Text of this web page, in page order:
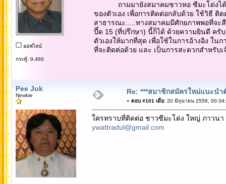
ออฟไลน์
กระทู้: 9,460
ถามมายังสมาคมชาวหอ ซีมะโด่งได้ โ
ของตัวเอง เพื่อการติดต่อกลับด้วย ใช้วิธี
สาธารณะ.....ทางสมาคมมีศักยภาพพอที่จะ
ปี๊ด 15 (ที่ปรึกษา) นี้ก็ได้ ด้วยความยินดี ครั
ตัวเองให้มากที่สุด เพื่อใช้ในการอ้างอิง ใน
ที่จะติดต่อด้วย และ เป็นการสะดวกสำหรั
Pee Juk
Newbie Re: ***สมาชิกสมัครใหม่แนะนำ
« ตอบ #101 เมื่อ:20 มิถุนายน 2556,
ใครทราบที่ติดต่อ ชาวซีมะโด่ง ใหญ่ ภาวน
ywattradul@gmail.com